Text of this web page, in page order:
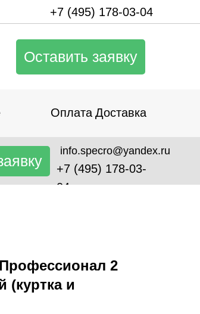
+7 (495) 178-03-04
Оставить заявку
Оплата Доставка
+7 (495) 178-03-
04
info.specro@yandex.ru
2
и